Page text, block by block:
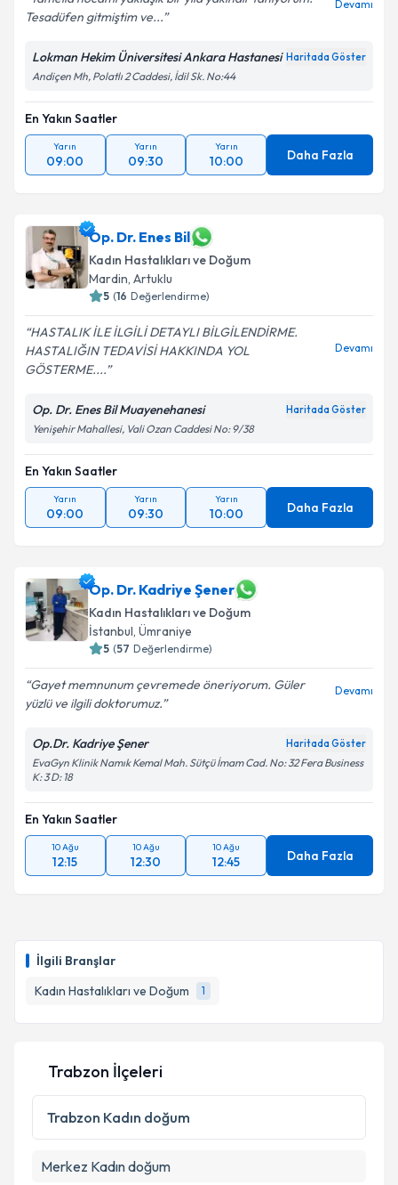
İlgili Branşlar
Kadın Hastalıkları ve Doğum
1
Tesadüfen gitmiştim ve...
Devamı
Lokman Hekim Üniversitesi Ankara Hastanesi Haritada Göster
Andiçen Mh, Polatlı 2 Caddesi, İdil Sk. No:44
En Yakın Saatler
Yarın
09:00
Yarın
09:30
Yarın
10:00 Daha Fazla
Op. Dr. Enes Bil
Kadın Hastalıkları ve Doğum
Mardin, Artuklu
5 (16 Değerlendirme)
HASTALIK İLE İLGİLİ DETAYLI BİLGİLENDİRME.
HASTALIĞIN TEDAVİSİ HAKKINDA YOL
GÖSTERME....
Devamı
Op. Dr. Enes Bil Muayenehanesi Haritada Göster
Yenişehir Mahallesi, Vali Ozan Caddesi No: 9/38
En Yakın Saatler
Yarın
09:00
Yarın
09:30
Yarın
10:00 Daha Fazla
Op. Dr. Kadriye Şener
Kadın Hastalıkları ve Doğum
İstanbul, Ümraniye
5 (57 Değerlendirme)
Gayet memnunum çevremede öneriyorum. Güler
yüzlü ve ilgili doktorumuz.
Devamı
Op.Dr. Kadriye Şener Haritada Göster
EvaGyn Klinik Namık Kemal Mah. Sütçü İmam Cad. No: 32 Fera Business
K: 3 D: 18
En Yakın Saatler
10 Ağu
12:15
10 Ağu
12:30
10 Ağu
12:45 Daha Fazla
Trabzon İlçeleri
Trabzon Kadın doğum
Merkez Kadın doğum